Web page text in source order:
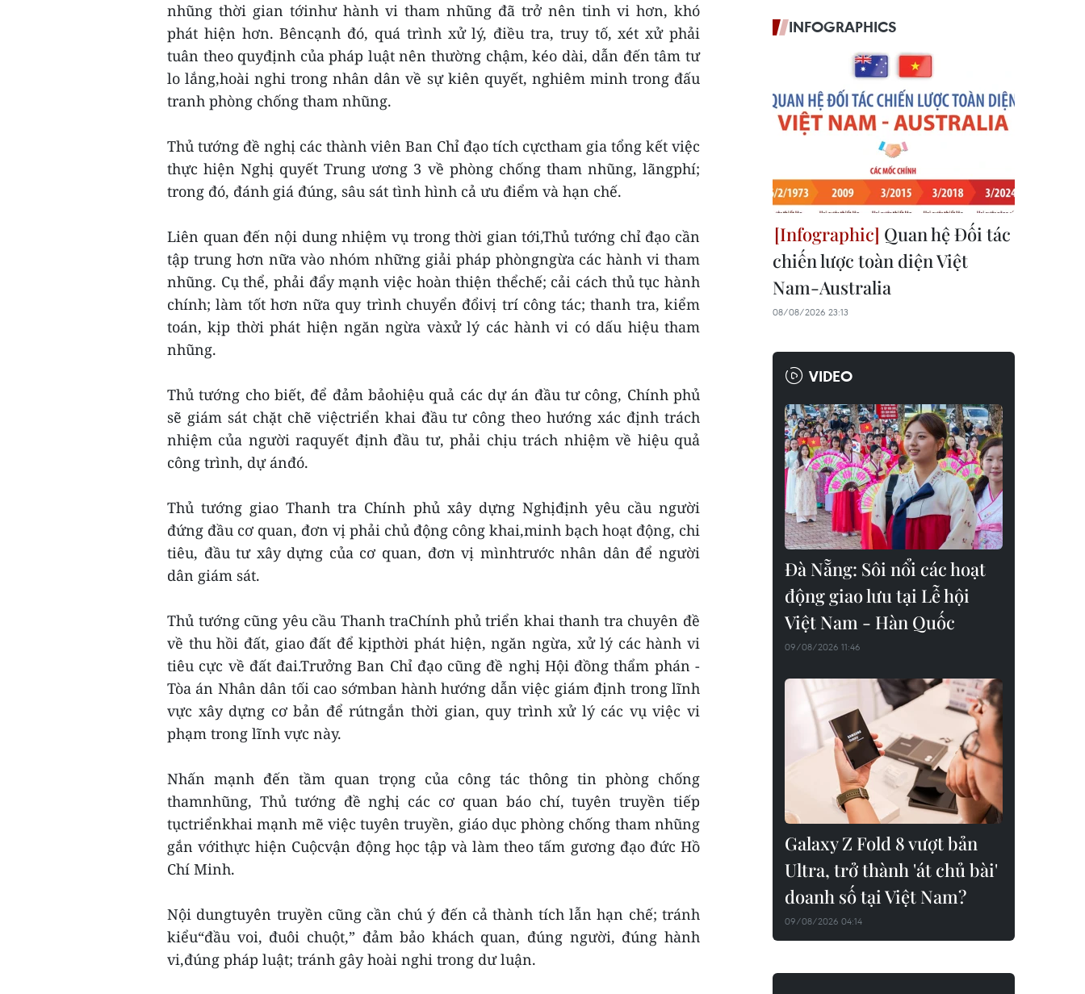
nhũng thời gian tớinhư hành vi tham nhũng đã trở nên tinh vi hơn, khó
phát hiện hơn. Bêncạnh đó, quá trình xử lý, điều tra, truy tố, xét xử phải
tuân theo quyđịnh của pháp luật nên thường chậm, kéo dài, dẫn đến tâm tư
lo lắng,hoài nghi trong nhân dân về sự kiên quyết, nghiêm minh trong đấu
tranh phòng chống tham nhũng.
Thủ tướng đề nghị các thành viên Ban Chỉ đạo tích cựctham gia tổng kết việc
thực hiện Nghị quyết Trung ương 3 về phòng chống tham nhũng, lãngphí;
trong đó, đánh giá đúng, sâu sát tình hình cả ưu điểm và hạn chế.
Liên quan đến nội dung nhiệm vụ trong thời gian tới,Thủ tướng chỉ đạo cần
tập trung hơn nữa vào nhóm những giải pháp phòngngừa các hành vi tham
nhũng. Cụ thể, phải đẩy mạnh việc hoàn thiện thểchế; cải cách thủ tục hành
chính; làm tốt hơn nữa quy trình chuyển đổivị trí công tác; thanh tra, kiểm
toán, kịp thời phát hiện ngăn ngừa vàxử lý các hành vi có dấu hiệu tham
nhũng.
Thủ tướng cho biết, để đảm bảohiệu quả các dự án đầu tư công, Chính phủ
sẽ giám sát chặt chẽ việctriển khai đầu tư công theo hướng xác định trách
nhiệm của người raquyết định đầu tư, phải chịu trách nhiệm về hiệu quả
công trình, dự ánđó.
Thủ tướng giao Thanh tra Chính phủ xây dựng Nghịđịnh yêu cầu người
đứng đầu cơ quan, đơn vị phải chủ động công khai,minh bạch hoạt động, chi
tiêu, đầu tư xây dựng của cơ quan, đơn vị mìnhtrước nhân dân để người
dân giám sát.
Thủ tướng cũng yêu cầu Thanh traChính phủ triển khai thanh tra chuyên đề
về thu hồi đất, giao đất để kịpthời phát hiện, ngăn ngừa, xử lý các hành vi
tiêu cực về đất đai.Trưởng Ban Chỉ đạo cũng đề nghị Hội đồng thẩm phán -
Tòa án Nhân dân tối cao sớmban hành hướng dẫn việc giám định trong lĩnh
vực xây dựng cơ bản để rútngắn thời gian, quy trình xử lý các vụ việc vi
phạm trong lĩnh vực này.
Nhấn mạnh đến tầm quan trọng của công tác thông tin phòng chống
thamnhũng, Thủ tướng đề nghị các cơ quan báo chí, tuyên truyền tiếp
tụctriểnkhai mạnh mẽ việc tuyên truyền, giáo dục phòng chống tham nhũng
gắn vớithực hiện Cuộcvận động học tập và làm theo tấm gương đạo đức Hồ
Chí Minh.
Nội dungtuyên truyền cũng cần chú ý đến cả thành tích lẫn hạn chế; tránh
kiểu“đầu voi, đuôi chuột,” đảm bảo khách quan, đúng người, đúng hành
vi,đúng pháp luật; tránh gây hoài nghi trong dư luận.
INFOGRAPHICS
Quan hệ Đối tác
chiến lược toàn diện Việt
Nam-Australia
08/08/2026 23:13
VIDEO
Đà Nẵng: Sôi nổi các hoạt
động giao lưu tại Lễ hội
Việt Nam - Hàn Quốc
09/08/2026 11:46
Galaxy Z Fold 8 vượt bản
Ultra, trở thành 'át chủ bài'
doanh số tại Việt Nam?
09/08/2026 04:14